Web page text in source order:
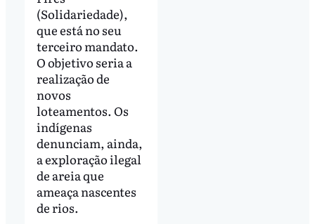
(Solidariedade),
que está no seu
terceiro mandato.
O objetivo seria a
realização de
novos
loteamentos. Os
indígenas
denunciam, ainda,
a exploração ilegal
de areia que
ameaça nascentes
de rios.